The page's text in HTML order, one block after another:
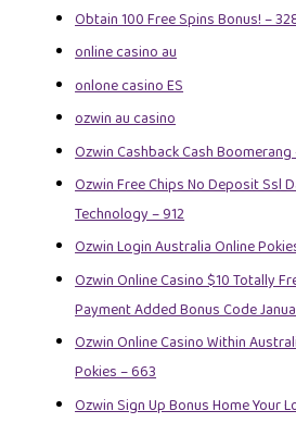
Obtain 100 Free Spins Bonus! –
online casino au
onlone casino ES
ozwin au casino
Ozwin Cashback Cash Boomerang
Ozwin Free Chips No Deposit Ssl
Technology – 912
Ozwin Login Australia Online
Ozwin Online Casino $10 Totally
Payment Added Bonus Code
Ozwin Online Casino Within
Pokies – 663
Ozwin Sign Up Bonus Home Your